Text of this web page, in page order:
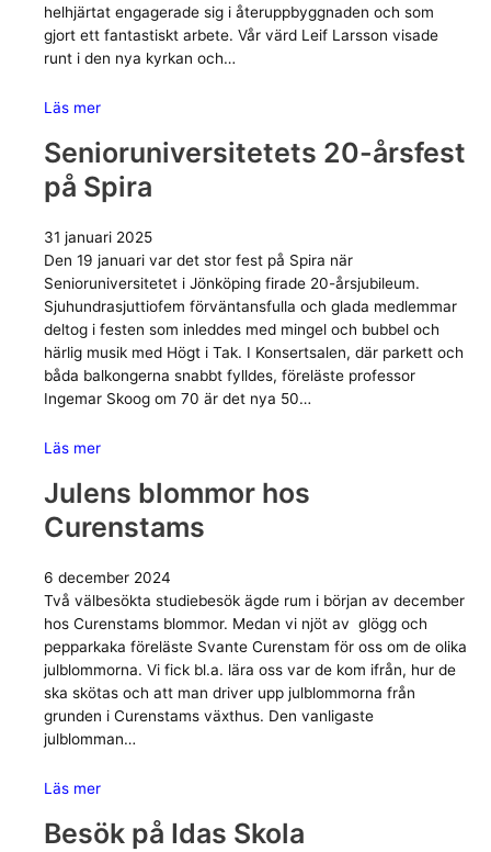
helhjärtat engagerade sig i återuppbyggnaden och som
gjort ett fantastiskt arbete. Vår värd Leif Larsson visade
runt i den nya kyrkan och…
Läs mer
Senioruniversitetets 20-årsfest
på Spira
31 januari 2025
Den 19 januari var det stor fest på Spira när
Senioruniversitetet i Jönköping firade 20-årsjubileum.
Sjuhundrasjuttiofem förväntansfulla och glada medlemmar
deltog i festen som inleddes med mingel och bubbel och
härlig musik med Högt i Tak. I Konsertsalen, där parkett och
båda balkongerna snabbt fylldes, föreläste professor
Ingemar Skoog om 70 är det nya 50…
Läs mer
Julens blommor hos
Curenstams
6 december 2024
Två välbesökta studiebesök ägde rum i början av december
hos Curenstams blommor. Medan vi njöt av glögg och
pepparkaka föreläste Svante Curenstam för oss om de olika
julblommorna. Vi fick bl.a. lära oss var de kom ifrån, hur de
ska skötas och att man driver upp julblommorna från
grunden i Curenstams växthus. Den vanligaste
julblomman…
Läs mer
Besök på Idas Skola